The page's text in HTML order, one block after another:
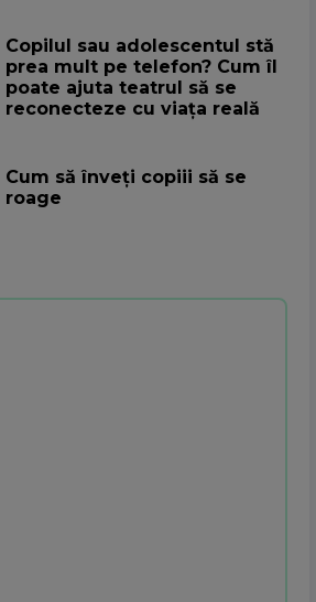
Copilul sau adolescentul stă
prea mult pe telefon? Cum îl
poate ajuta teatrul să se
reconecteze cu viața reală
Cum să înveți copiii să se
roage